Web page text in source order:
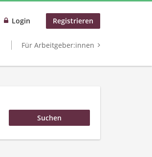
Login Registrieren
Für Arbeitgeber:innen